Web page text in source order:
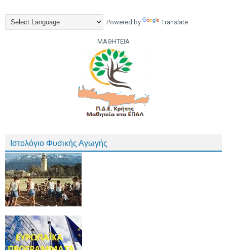
Powered by Translate
ΜΑΘΗΤΕΙΑ
Ιστολόγιο Φυσικής Αγωγής